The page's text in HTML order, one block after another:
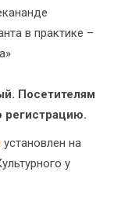
в практике –
Посетителям
регистрацию.
установлен на
у